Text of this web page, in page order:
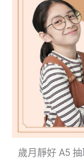
歲月靜好 A5